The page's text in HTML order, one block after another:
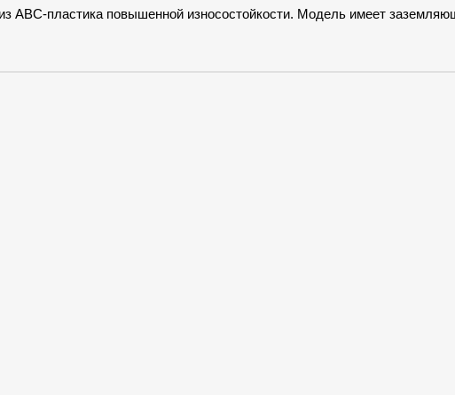
из ABC-пластика повышенной износостойкости. Модель имеет